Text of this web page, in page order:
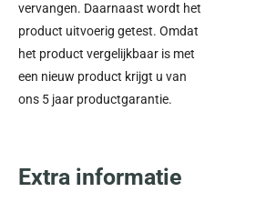
vervangen. Daarnaast wordt het
product uitvoerig getest. Omdat
het product vergelijkbaar is met
een nieuw product krijgt u van
ons 5 jaar productgarantie.
Extra informatie